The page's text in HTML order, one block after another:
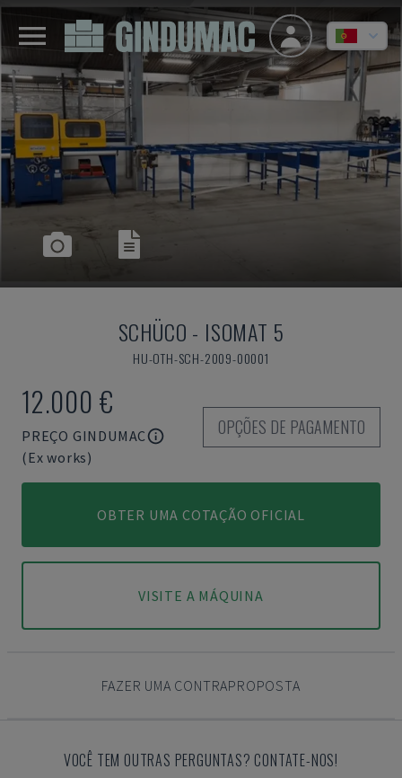
SCHÜCO - ISOMAT 5
HU-OTH-SCH-2009-00001
12.000 €
PREÇO GINDUMAC
(Ex works)
OPÇÕES DE PAGAMENTO
OBTER UMA COTAÇÃO OFICIAL
VISITE A MÁQUINA
FAZER UMA CONTRAPROPOSTA
VOCÊ TEM OUTRAS PERGUNTAS? CONTATE-NOS!